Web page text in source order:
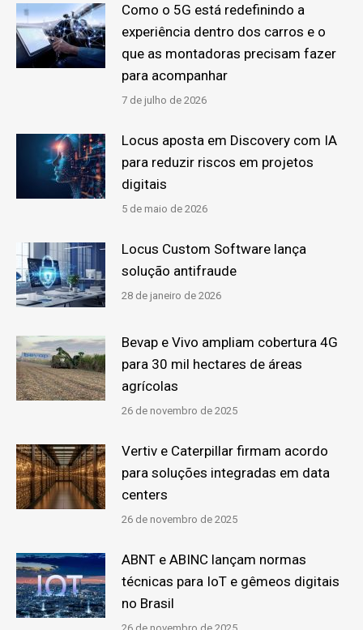
Como o 5G está redefinindo a
experiência dentro dos carros e o
que as montadoras precisam fazer
para acompanhar
7 de julho de 2026
Locus aposta em Discovery com IA
para reduzir riscos em projetos
digitais
5 de maio de 2026
Locus Custom Software lança
solução antifraude
28 de janeiro de 2026
Bevap e Vivo ampliam cobertura 4G
para 30 mil hectares de áreas
agrícolas
26 de novembro de 2025
Vertiv e Caterpillar firmam acordo
para soluções integradas em data
centers
26 de novembro de 2025
ABNT e ABINC lançam normas
técnicas para IoT e gêmeos digitais
no Brasil